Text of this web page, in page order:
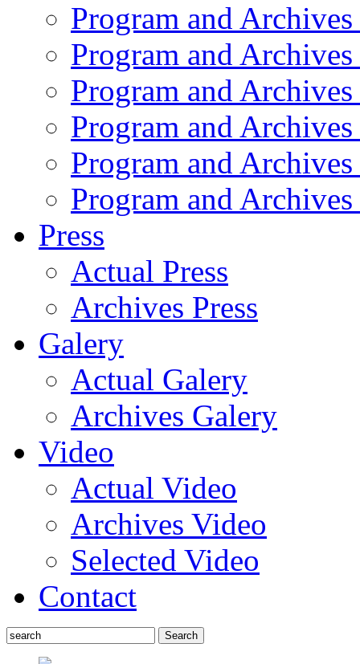
Program and
Program and
Program and
Program and
Program and
Program and
Press
Actual Press
Archives Press
Galery
Actual Galery
Archives Galery
Video
Actual Video
Archives Video
Selected Video
Contact
Search